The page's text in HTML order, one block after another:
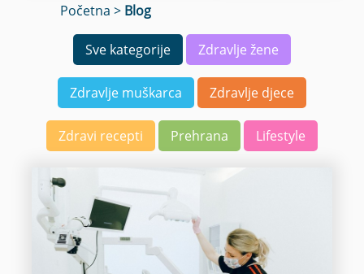
Početna > Blog
Sve kategorije Zdravlje žene
Zdravlje muškarca Zdravlje djece
Zdravi recepti Prehrana Lifestyle